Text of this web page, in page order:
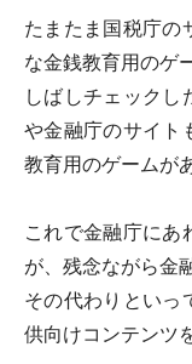
たまたま国税庁の
な金銭教育用のゲ
しばしチェックし
や金融庁のサイト
教育用のゲームが
これで金融庁にあ
が、残念ながら金
その代わりといっ
供向けコンテンツ